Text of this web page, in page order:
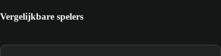
Vergelijkbare spelers